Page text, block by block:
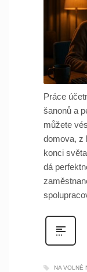
Práce
šanonů a
můžete
domova, z
konci
dá
NA VOLNÉ